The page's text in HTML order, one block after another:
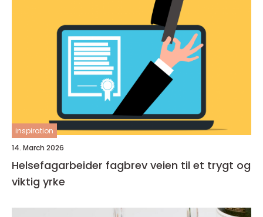
inspiration
14. March 2026
Helsefagarbeider fagbrev veien til et trygt og
viktig yrke